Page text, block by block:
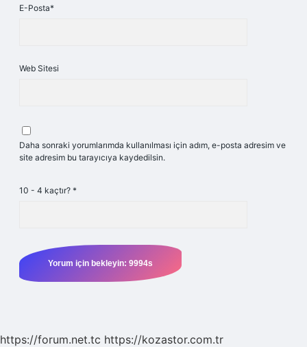
E-Posta*
Web Sitesi
Daha sonraki yorumlarımda kullanılması için adım, e-posta adresim ve
site adresim bu tarayıcıya kaydedilsin.
10 - 4 kaçtır? *
https://forum.net.tc https://kozastor.com.tr